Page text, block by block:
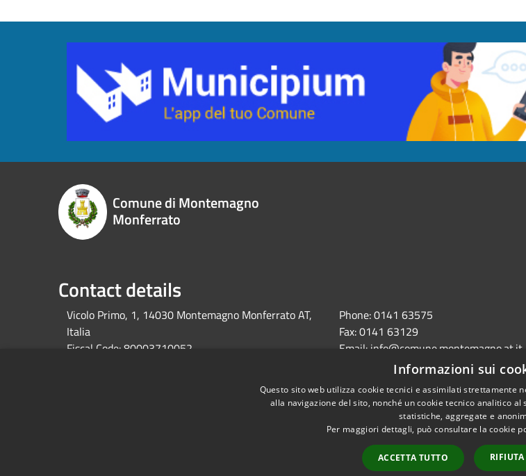
Comune di Montemagno
Monferrato
Contact details
Vicolo Primo, 1, 14030 Montemagno Monferrato AT,
Italia
Fiscal Code:80003710052
Phone:0141 63575
Fax:0141 63129
Email: info@comune.montemagno.at.it
comune.montemagno@pec.it
Dichiarazione di accessibilità
Informazioni sui
Questo sito web utilizza cookie tecnici e assimilati strettamente
alla navigazione del sito, nonché un cookie tecnico analitico
statistiche, aggregate e
Per maggiori dettagli, può consultare la cookie
ACCETTA TUTTO